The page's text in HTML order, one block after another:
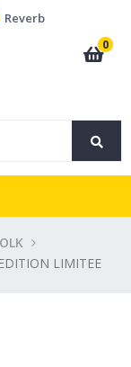
Reverb
0
LIMITEE